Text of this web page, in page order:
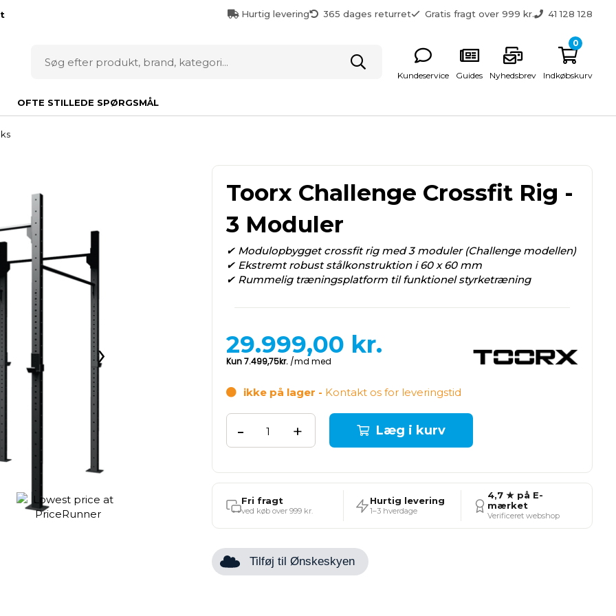
Hurtig levering 365 dages returret Gratis fragt over 999 kr. 41 128 128
Kundeservice Guides Nyhedsbrev Indkøbskurv
0
OFTE STILLEDE SPØRGSMÅL
›
Toorx Challenge Crossfit Rig -
3 Moduler
✔ Modulopbygget crossfit rig med 3 moduler (Challenge modellen)
✔ Ekstremt robust stålkonstruktion i 60 x 60 mm
✔ Rummelig træningsplatform til funktionel styrketræning
29.999,00 kr.
ikke på lager - Kontakt os for leveringstid
+
- Læg i kurv
Fri fragt
ved køb over 999 kr.
Hurtig levering
1–3 hverdage
4,7 ★ på E-
mærket
Verificeret webshop
Tilføj til Ønskeskyen